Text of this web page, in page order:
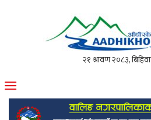
मोफसलकै लोकप्रिय अनलाइन पत्रिका